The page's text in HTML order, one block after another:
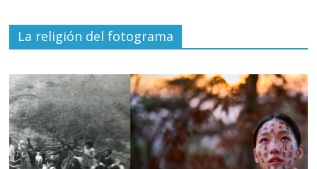
La religión del fotograma